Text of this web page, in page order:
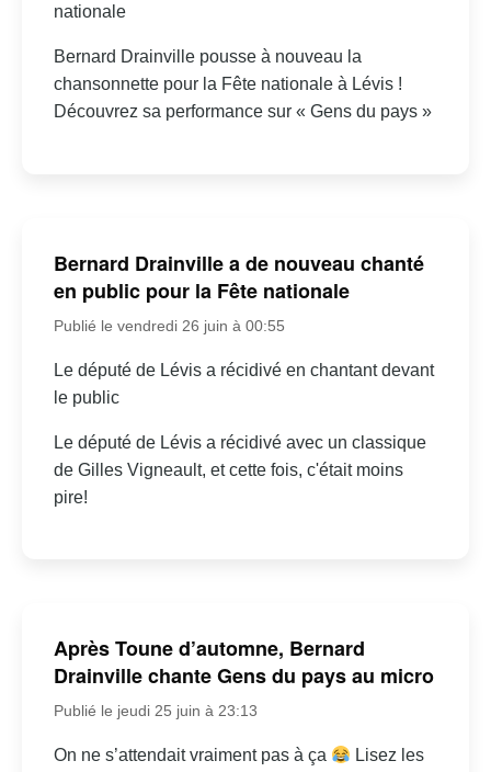
nationale
Bernard Drainville pousse à nouveau la
chansonnette pour la Fête nationale à Lévis !
Découvrez sa performance sur « Gens du pays »
Bernard Drainville a de nouveau chanté
en public pour la Fête nationale
Publié le vendredi 26 juin à 00:55
Le député de Lévis a récidivé en chantant devant
le public
Le député de Lévis a récidivé avec un classique
de Gilles Vigneault, et cette fois, c'était moins
pire!
Après Toune d’automne, Bernard
Drainville chante Gens du pays au micro
Publié le jeudi 25 juin à 23:13
On ne s’attendait vraiment pas à ça
Lisez les